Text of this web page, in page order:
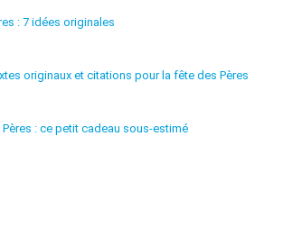
: 7 idées originales
originaux et citations pour la fête des Pères
: ce petit cadeau sous-estimé